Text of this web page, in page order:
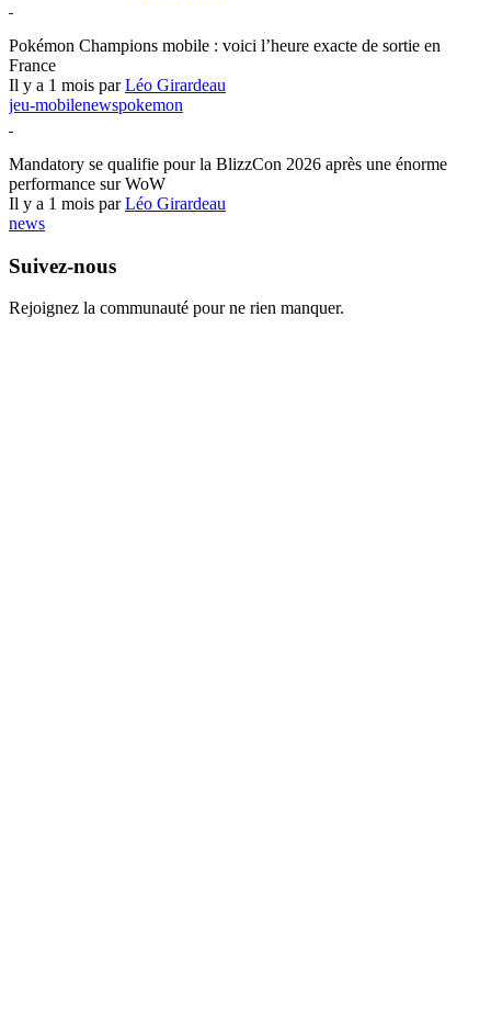
Pokémon Champions mobile : voici l’heure exacte de sortie en
France
Il y a 1 mois parLéo Girardeau
jeu-mobilenewspokemon
Mandatory se qualifie pour la BlizzCon 2026 après une énorme
performance sur WoW
Il y a 1 mois parLéo Girardeau
news
Suivez-nous
Rejoignez la communauté pour ne rien manquer.